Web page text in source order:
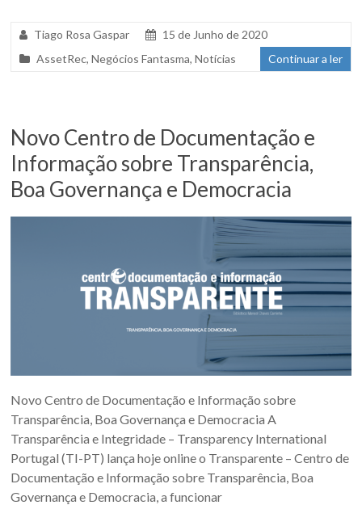
Tiago Rosa Gaspar
15 de Junho de 2020
AssetRec,Negócios Fantasma,Notícias Continuar a ler
Novo Centro de Documentação e
Informação sobre Transparência,
Boa Governança e Democracia
Novo Centro de Documentação e Informação sobre
Transparência, Boa Governança e Democracia A
Transparência e Integridade – Transparency International
Portugal (TI-PT) lança hoje online o Transparente – Centro de
Documentação e Informação sobre Transparência, Boa
Governança e Democracia, a funcionar